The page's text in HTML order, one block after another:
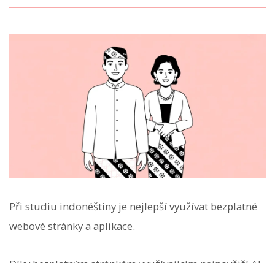
Při studiu indonéštiny je nejlepší využívat bezplatné
webové stránky a aplikace.